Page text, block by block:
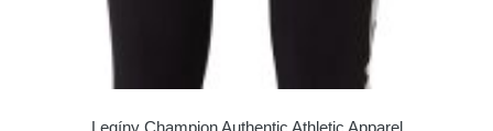
Legíny Champion Authentic Athletic Apparel